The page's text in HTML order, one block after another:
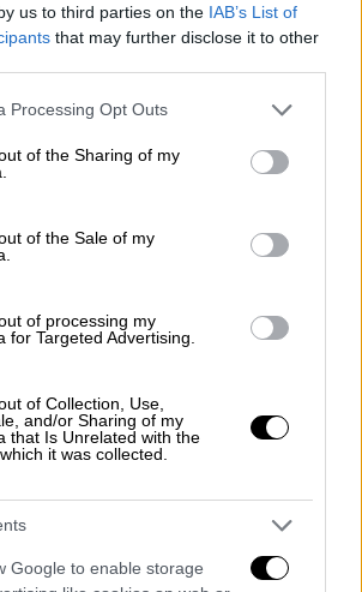
us to third parties on the IAB’s List of
that may further disclose it to other
website/app uses one or more Google
or usage behaviour. You may click to
to Google and its third-party tags to
specified purposes in below Google
Processing Opt Outs
of the Sharing of my
of the Sale of my
of processing my
for Targeted Advertising.
of Collection, Use,
and/or Sharing of my
that Is Unrelated with the
it was collected.
Google to enable storage
15:33
λόγω χειρονομίας
Απολογήθηκε ο κόουτς του
αλλά η Φενέρ αποσύρει
της απ' την Εθνική
το σκορ του αγώνα της
Τουρκία